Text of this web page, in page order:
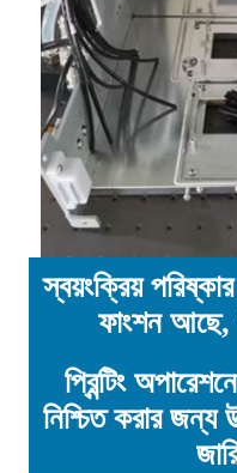
স্বয়ংক্রিয়
ফাংশন আছে,
প্রিন্টিং
নিশ্চিত করার জন্য